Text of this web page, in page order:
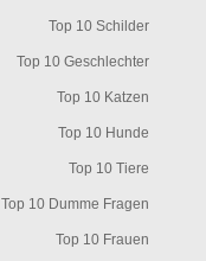
Top 10 Schilder
Top 10 Geschlechter
Top 10 Katzen
Top 10 Hunde
Top 10 Tiere
Top 10 Dumme Fragen
Top 10 Frauen